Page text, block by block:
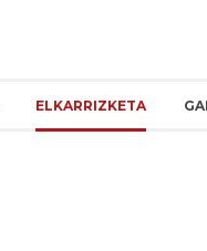
ELKARRIZKETA